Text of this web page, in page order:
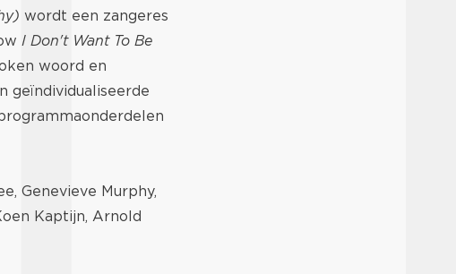
wordt een zangeres
I Don't Want To Be
woord en
geïndividualiseerde
Genevieve Murphy,
Kaptijn, Arnold